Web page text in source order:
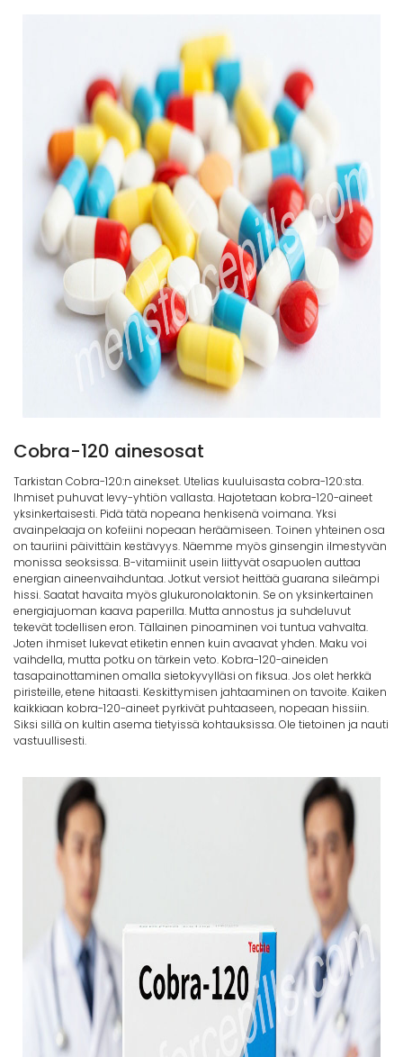
Cobra-120 ainesosat
Tarkistan Cobra-120:n ainekset. Utelias kuuluisasta cobra-120:sta.
Ihmiset puhuvat levy-yhtiön vallasta. Hajotetaan kobra-120-aineet
yksinkertaisesti. Pidä tätä nopeana henkisenä voimana. Yksi
avainpelaaja on kofeiini nopeaan heräämiseen. Toinen yhteinen osa
on tauriini päivittäin kestävyys. Näemme myös ginsengin ilmestyvän
monissa seoksissa. B-vitamiinit usein liittyvät osapuolen auttaa
energian aineenvaihduntaa. Jotkut versiot heittää guarana sileämpi
hissi. Saatat havaita myös glukuronolaktonin. Se on yksinkertainen
energiajuoman kaava paperilla. Mutta annostus ja suhdeluvut
tekevät todellisen eron. Tällainen pinoaminen voi tuntua vahvalta.
Joten ihmiset lukevat etiketin ennen kuin avaavat yhden. Maku voi
vaihdella, mutta potku on tärkein veto. Kobra-120-aineiden
tasapainottaminen omalla sietokyvylläsi on fiksua. Jos olet herkkä
piristeille, etene hitaasti. Keskittymisen jahtaaminen on tavoite. Kaiken
kaikkiaan kobra-120-aineet pyrkivät puhtaaseen, nopeaan hissiin.
Siksi sillä on kultin asema tietyissä kohtauksissa. Ole tietoinen ja nauti
vastuullisesti.